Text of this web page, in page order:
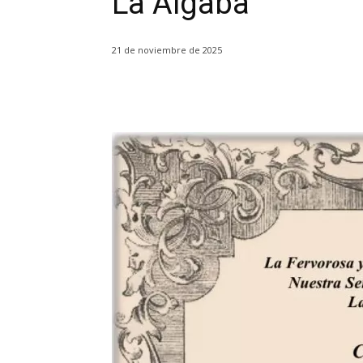
21 de noviembre de 2025